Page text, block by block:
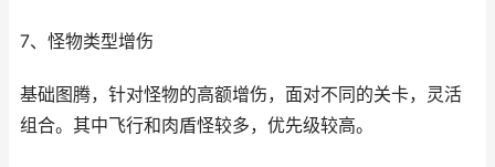
7、怪物类型增伤
基础图腾，针对怪物的高额增伤，面对不同的关卡，灵活
组合。其中飞行和肉盾怪较多，优先级较高。